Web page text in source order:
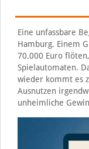
Eine unfassbare
Hamburg. Einem
70.000 Euro
Spielautomaten.
wieder kommt es
Ausnutzen
unheimliche